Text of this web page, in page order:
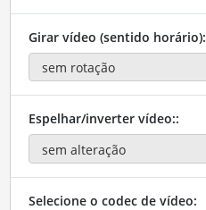
Girar vídeo (sentido horário):
Espelhar/inverter vídeo::
Selecione o codec de vídeo: